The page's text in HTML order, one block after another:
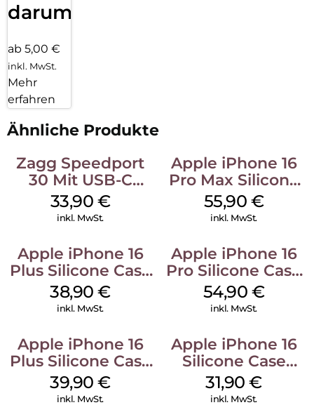
darum!
ab 5,00 €
inkl. MwSt.
Mehr
erfahren
Ähnliche Produkte
Zagg Speedport
30 Mit USB-C
Kabel Weiß
33,90 €
inkl. MwSt.
Apple iPhone 16
Pro Max Silicone
Case MagSafe
Stone Gray
55,90 €
inkl. MwSt.
Apple iPhone 16
Plus Silicone Case
MagSafe Denim
38,90€
inkl. MwSt.
Apple iPhone 16
Pro Silicone Case
MagSafe Black
54,90 €
inkl. MwSt.
Apple iPhone 16
Plus Silicone Case
MagSafe Plum
39,90€
inkl. MwSt.
Apple iPhone 16
Silicone Case
MagSafe Fuchsia
31,90€
inkl. MwSt.